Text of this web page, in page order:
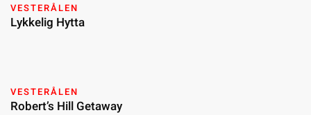
VESTERÅLEN
Lykkelig Hytta
VESTERÅLEN
Robert’s Hill Getaway